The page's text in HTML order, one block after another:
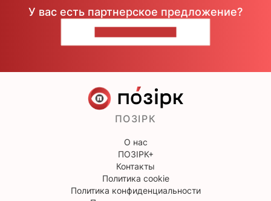
У вас есть партнерское предложение?
ПОЗІРК
О нас
ПОЗІРК+
Контакты
Политика cookie
Политика конфиденциальности